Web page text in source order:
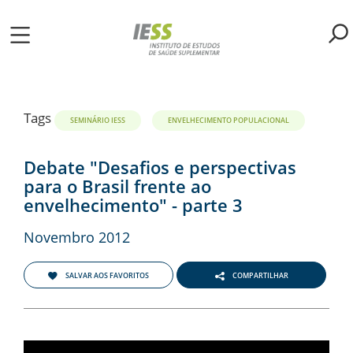
para
IESS
Tags SEMINÁRIO IESS ENVELHECIMENTO POPULACIONAL
Debate "Desafios e perspectivas
para o Brasil frente ao
envelhecimento" - parte 3
Novembro 2012
SALVAR AOS FAVORITOS COMPARTILHAR